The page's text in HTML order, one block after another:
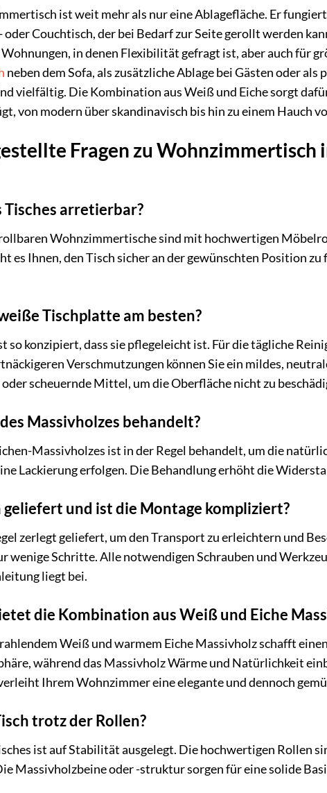
ist weit mehr als nur eine Ablagefläche. Er
Couchtisch, der bei Bedarf zur Seite gerollt werden
in denen Flexibilität gefragt ist, aber auch für
neben dem Sofa, als zusätzliche Ablage bei Gästen oder
vielfältig. Die Kombination aus Weiß und Eiche sorgt
von modern über skandinavisch bis hin zu einem Hauch
Fragen zu
Tisches arretierbar?
Wohnzimmertische sind mit hochwertigen
es Ihnen, den Tisch sicher an der gewünschten Position
Tischplatte am besten?
so konzipiert, dass sie pflegeleicht ist. Für die tägliche
Verschmutzungen können Sie ein mildes,
scheuernde Mittel, um die Oberfläche nicht zu
Massivholzes behandelt?
Massivholzes ist in der Regel behandelt, um die
Lackierung erfolgen. Die Behandlung erhöht die
und ist die Montage kompliziert?
zerlegt geliefert, um den Transport zu erleichtern und
wenige Schritte. Alle notwendigen Schrauben und
liegt bei.
die Kombination aus Weiß und Eiche
Weiß und warmem Eiche Massivholz schafft
während das Massivholz Wärme und Natürlichkeit
Ihrem Wohnzimmer eine elegante und dennoch
trotz der Rollen?
ist auf Stabilität ausgelegt. Die hochwertigen Rollen
Massivholzbeine oder -struktur sorgen für eine solide